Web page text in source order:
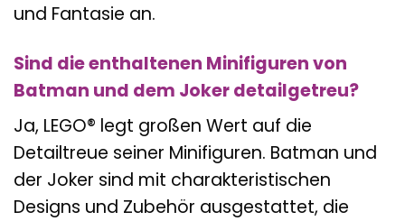
und Fantasie an.
Sind die enthaltenen Minifiguren von
Batman und dem Joker detailgetreu?
Ja, LEGO® legt großen Wert auf die
Detailtreue seiner Minifiguren. Batman und
der Joker sind mit charakteristischen
Designs und Zubehör ausgestattet, die